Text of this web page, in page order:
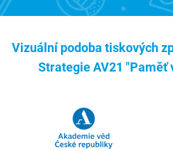
Vizuální podoba tiskových
Strategie AV21 "Paměť